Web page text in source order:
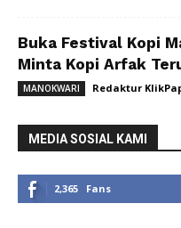
Buka Festival Kopi
Minta Kopi Arfak
MANOKWARI Redaktur
MEDIA SOSIAL KAMI
2,365 Fans